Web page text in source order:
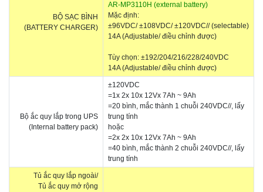
BỘ SẠC BÌNH
(BATTERY CHARGER)
​AR-MP3110H (external battery)
Mặc định:
±96VDC/ ±108VDC/±120VDC// (selectable)
14A (Adjustable/ điều chỉnh được)
Tùy chọn: ±192/204/216/228/240VDC
14A (Adjustable/ điều chỉnh được)
Bộ ắc quy lắp trong UPS
(Internal battery pack)
±120VDC
=1x 2x 10x 12Vx 7Ah ~ 9Ah
=20 bình, mắc thành 1 chuỗi 240VDC//, lấy
trung tính
hoặc
=2x 2x 10x 12Vx 7Ah ~ 9Ah
=40 bình, mắc thành 2 chuỗi 240VDC//, lấy
trung tính
Tủ ắc quy lắp ngoài/
Tủ ắc quy mở rộng